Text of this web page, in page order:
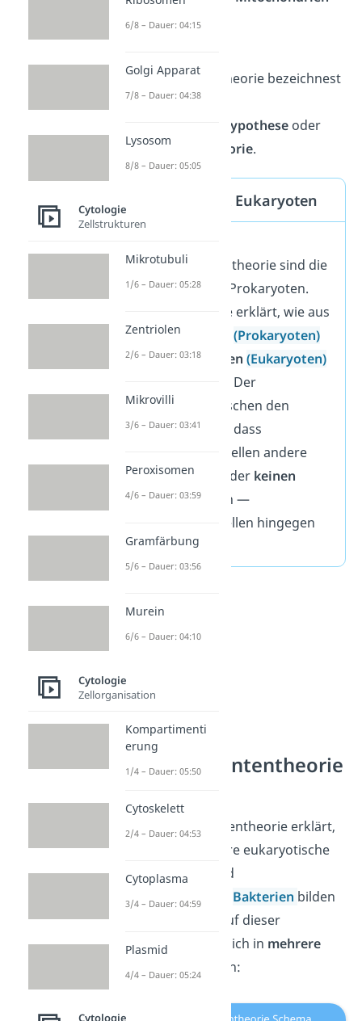
und
Plastiden
Endosymbiontentheorie bezeichnest
du auch als
Endosymbiontenhypothese oder
Endosymbiosetheorie.
Prokaryoten & Eukaryoten
Endosymbiontentheorie sind die
Eukaryoten und Prokaryoten.
Denn die Theorie erklärt, wie aus
einfachen Zellen
(Prokaryoten)
komplexere Zellen (Eukaryoten)
entstanden sind. Der
Unterschied zwischen den
beiden Zellen ist, dass
prokaryotische Zellen andere
Zellorganellen
oder keinen
Zellkernbesitzen —
eukaryotische Zellen hingegen
schon.
Endosymbiontentheorie
Die Endosymbiontentheorie erklärt,
wie sich komplexere eukaryotische
Zellen wie Tier- und
Pflanzenzellen aus Bakterien bilden
konnten. Der Ablauf dieser
Entwicklung lässt sich in mehrere
Schritte
unterteilen:
6/8 – Dauer: 04:15
Golgi Apparat
7/8 – Dauer: 04:38
Lysosom
8/8 – Dauer: 05:05
Cytologie
Zellstrukturen
Mikrotubuli
1/6 – Dauer: 05:28
Zentriolen
2/6 – Dauer: 03:18
Mikrovilli
3/6 – Dauer: 03:41
Peroxisomen
4/6 – Dauer: 03:59
Gramfärbung
5/6 – Dauer: 03:56
Murein
6/6 – Dauer: 04:10
Cytologie
Zellorganisation
Kompartimenti
erung
1/4 – Dauer: 05:50
Cytoskelett
2/4 – Dauer: 04:53
Cytoplasma
3/4 – Dauer: 04:59
Plasmid
4/4 – Dauer: 05:24
Cytologie